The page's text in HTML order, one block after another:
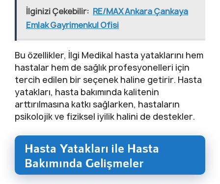
İlginizi Çekebilir: RE/MAX Ankara Çankaya
Emlak Gayrimenkul Ofisi
Bu özellikler, İlgi Medikal hasta yataklarını hem
hastalar hem de sağlık profesyonelleri için
tercih edilen bir seçenek haline getirir. Hasta
yatakları, hasta bakımında kalitenin
arttırılmasına katkı sağlarken, hastaların
psikolojik ve fiziksel iyilik halini de destekler.
Hasta Yatakları ile Hasta
Bakımında Gelişmeler